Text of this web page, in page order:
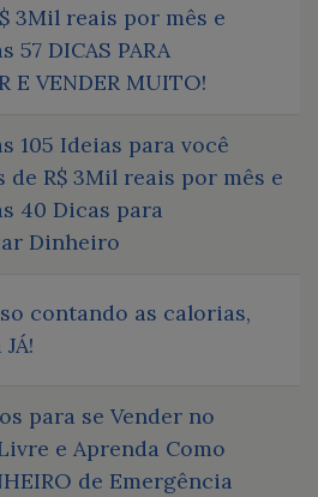
3Mil reais por mês e
57 DICAS PARA
E VENDER MUITO!
105 Ideias para você
de R$ 3Mil reais por mês e
40 Dicas para
Dinheiro
contando as calorias,
para se Vender no
e Aprenda Como
de Emergência